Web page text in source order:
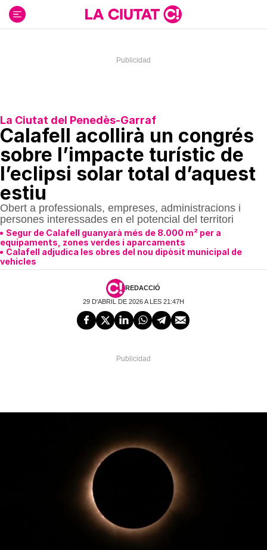
contenido
La Ciutat del Penedès-Garraf
Calafell acollirà un congrés
sobre l’impacte turístic de
l’eclipsi solar total d’aquest
estiu
Obert a professionals, empreses, administracions i
persones interessades en el potencial del territori
Segur de Calafell guanyarà més de 8.000 m² per a
equipaments, zones verdes i aparcaments
Calafell adjudica les obres del nou dipòsit municipal de
vehicles
REDACCIÓ
29 D'ABRIL DE 2026 A LES 21:47H